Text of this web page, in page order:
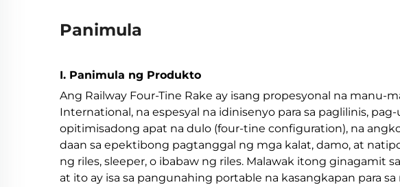
Panimula
I. Panimula ng Produkto
Ang Railway Four-Tine Rake ay isang propesyonal na manu-
International, na espesyal na idinisenyo para sa paglilinis,
opitimisadong apat na dulo (four-tine configuration), na
daan sa epektibong pagtanggal ng mga kalat, damo, at
ng riles, sleeper, o ibabaw ng riles. Malawak itong ginagamit
at ito ay isa sa pangunahing portable na kasangkapan para